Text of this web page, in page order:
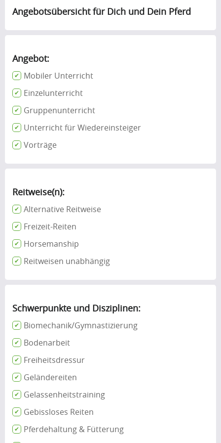
Angebotsübersicht für Dich und Dein Pferd
Angebot:
Mobiler Unterricht
Einzelunterricht
Gruppenunterricht
Unterricht für Wiedereinsteiger
Vorträge
Reitweise(n):
Alternative Reitweise
Freizeit-Reiten
Horsemanship
Reitweisen unabhängig
Schwerpunkte und Disziplinen:
Biomechanik/Gymnastizierung
Bodenarbeit
Freiheitsdressur
Geländereiten
Gelassenheitstraining
Gebissloses Reiten
Pferdehaltung & Fütterung